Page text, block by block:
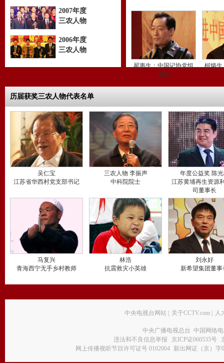
2007年度
三农人物
2006年度
三农人物
翟惠生：中国记协党组
书记
柯炳生
历届获奖三农人物代表名单
吴仁宝
江苏省华西村党支部书记
三农人物 李振声
中科院院士
年度公益奖 陈
江苏黄埔再生资源
司董事长
马复兴
青海西宁无手乡村教师
林浩
抗震救灾小英雄
刘永好
新希望集团董事
中央电视台网站 关于CCTV.com 人
中央广播电视总台 中国网络
违法和不良信息举报
京ICP证060535号
网上传播视听节目许可证号 0102004 新出网证（京）